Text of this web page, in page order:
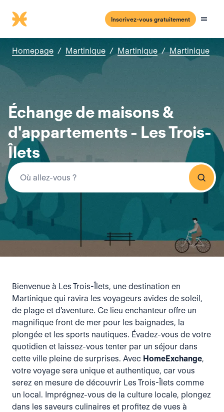
Inscrivez-vous gratuitement
Homepage / Martinique / Martinique / Martinique
Échange de maisons &
d'appartements - Les Trois-
Îlets
Bienvenue à Les Trois-Îlets, une destination en
Martinique qui ravira les voyageurs avides de soleil,
de plage et d'aventure. Ce lieu enchanteur offre un
magnifique front de mer pour les baignades, la
plongée et les sports nautiques. Évadez-vous de votre
quotidien et laissez-vous tenter par un séjour dans
cette ville pleine de surprises. Avec HomeExchange,
votre voyage sera unique et authentique, car vous
serez en mesure de découvrir Les Trois-Îlets comme
un local. Imprégnez-vous de la culture locale, plongez
dans les saveurs culinaires et profitez de vues à